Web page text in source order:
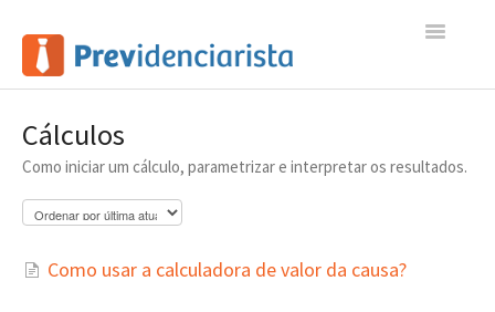
Toggle
Contato
Cálculos
Como iniciar um cálculo, parametrizar e interpretar os resultados.
Como usar a calculadora de valor da causa?